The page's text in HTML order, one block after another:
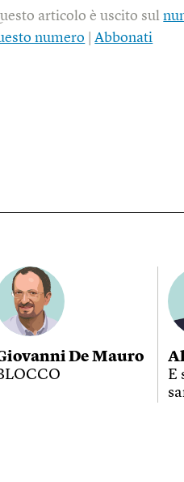
articolo è uscito sul
numero |Abbonati
De Mauro
E